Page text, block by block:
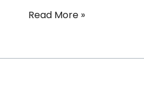
Read More »